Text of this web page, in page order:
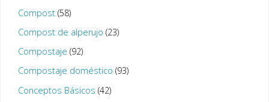
Compost(58)
Compost de alperujo (23)
Compostaje (92)
Compostaje doméstico (93)
Conceptos Básicos (42)